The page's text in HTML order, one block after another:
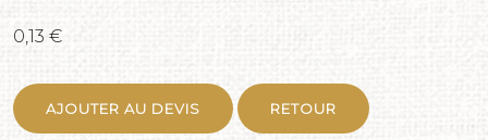
0,13 €
AJOUTER AU DEVIS RETOUR